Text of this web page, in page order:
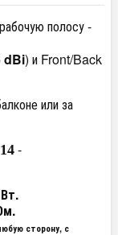
полосу -
dBi) и Front/Back
или за
-
сторону, с